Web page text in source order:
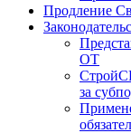
Продление
ОТ
за